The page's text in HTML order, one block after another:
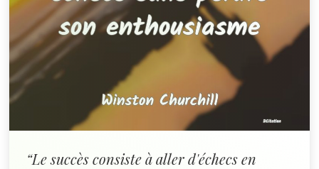
“Le succès consiste à aller d'échecs en